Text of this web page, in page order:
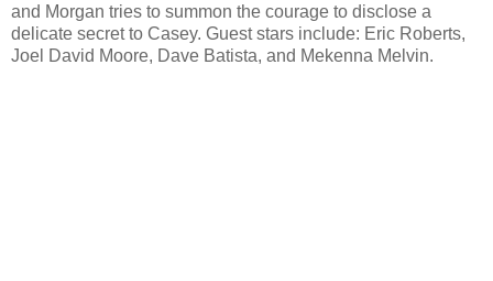
and Morgan tries to summon the courage to disclose a
delicate secret to Casey. Guest stars include: Eric Roberts,
Joel David Moore, Dave Batista, and Mekenna Melvin.